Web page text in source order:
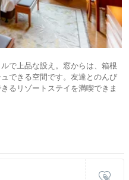
で上品な設え。窓からは、箱根
できる空間です。友達とのんび
るリゾートステイを満喫できま